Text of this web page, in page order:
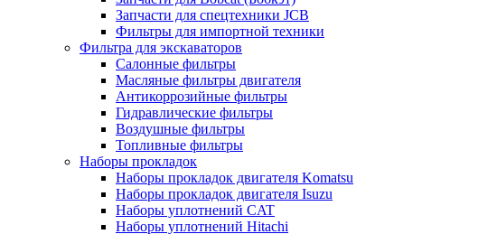
Запчасти для спецтехники JCB
Фильтры для импортной техники
Фильтра для экскаваторов
Салонные фильтры
Масляные фильтры двигателя
Антикоррозийные фильтры
Гидравлические фильтры
Воздушные фильтры
Топливные фильтры
Наборы прокладок
Наборы прокладок двигателя Komatsu
Наборы прокладок двигателя Isuzu
Наборы уплотнений CAT
Наборы уплотнений Hitachi